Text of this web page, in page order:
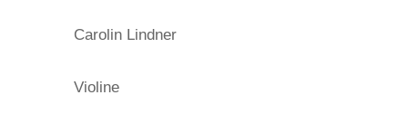
Carolin Lindner
Violine